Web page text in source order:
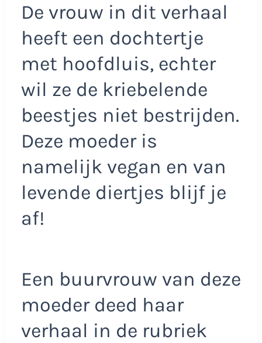
De vrouw in dit verhaal
heeft een dochtertje
met hoofdluis, echter
wil ze de kriebelende
beestjes niet bestrijden.
Deze moeder is
namelijk vegan en van
levende diertjes blijf je
af!
Een buurvrouw van deze
moeder deed haar
verhaal in de rubriek